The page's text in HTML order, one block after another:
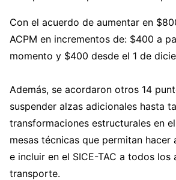
Con el acuerdo de aumentar en
ACPM en incrementos de: $400 a
momento y $400 desde el 1 de
Además, se acordaron otros 14
suspender alzas adicionales hasta
transformaciones estructurales en
mesas técnicas que permitan hacer
e incluir en el SICE-TAC a todos los
transporte.